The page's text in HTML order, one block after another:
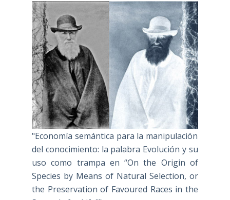
"Economía semántica para la manipulación
del conocimiento: la palabra Evolución y su
uso como trampa en “On the Origin of
Species by Means of Natural Selection, or
the Preservation of Favoured Races in the